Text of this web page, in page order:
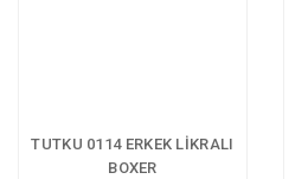
TUTKU 0114 ERKEK LİKRALI
BOXER